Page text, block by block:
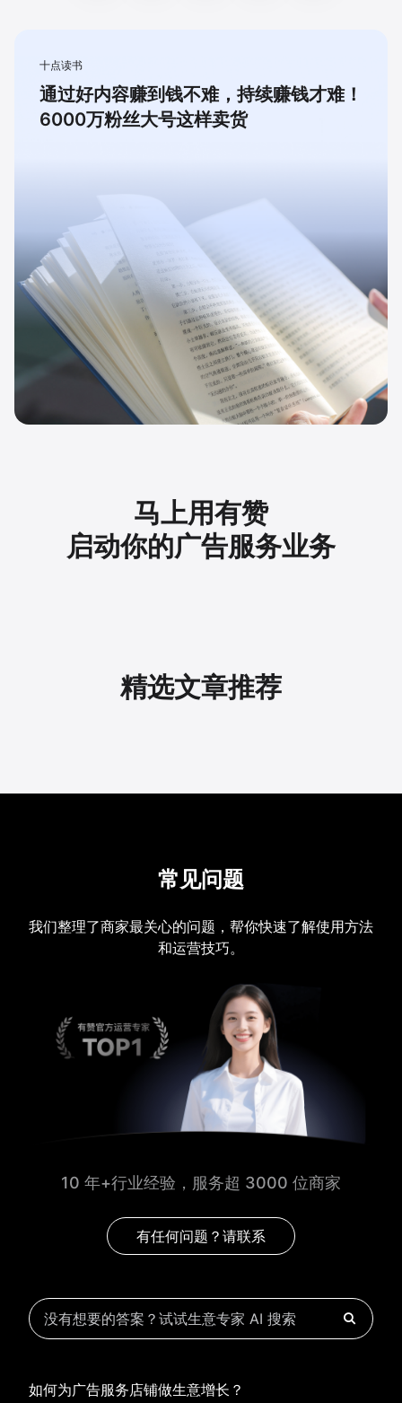
十点读书
通过好内容赚到钱不难，持续赚钱才难！
6000万粉丝大号这样卖货
马上用有赞
启动你的广告服务业务
精选文章推荐
常见问题
我们整理了商家最关心的问题，帮你快速了解使用方法
和运营技巧。
10 年+行业经验，服务超 3000 位商家
有任何问题？请联系
如何为广告服务店铺做生意增长？